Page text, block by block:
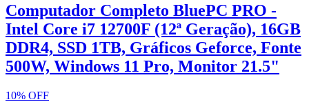
Computador Completo BluePC PRO -
Intel Core i7 12700F (12ª Geração), 16GB
DDR4, SSD 1TB, Gráficos Geforce, Fonte
500W, Windows 11 Pro, Monitor 21.5"
10% OFF